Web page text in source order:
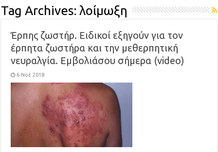
Tag Archives:λοίμωξη
Έρπης ζωστήρ. Ειδικοί εξηγούν για τον
έρπητα ζωστήρα και την μεθερπητική
νευραλγία. Εμβολιάσου σήμερα (video)
6 Νοέ 2018